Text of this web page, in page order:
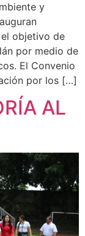
y
objetivo de
por medio de
El Convenio
por los […]
AL